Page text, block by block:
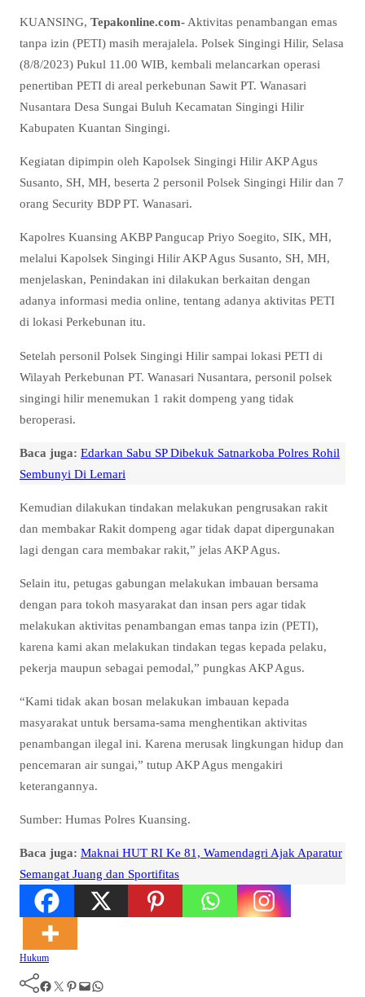
KUANSING, Tepakonline.com- Aktivitas penambangan emas
tanpa izin (PETI) masih merajalela. Polsek Singingi Hilir, Selasa
(8/8/2023) Pukul 11.00 WIB, kembali melancarkan operasi
penertiban PETI di areal perkebunan Sawit PT. Wanasari
Nusantara Desa Sungai Buluh Kecamatan Singingi Hilir
Kabupaten Kuantan Singingi.
Kegiatan dipimpin oleh Kapolsek Singingi Hilir AKP Agus
Susanto, SH, MH, beserta 2 personil Polsek Singingi Hilir dan 7
orang Security BDP PT. Wanasari.
Kapolres Kuansing AKBP Pangucap Priyo Soegito, SIK, MH,
melalui Kapolsek Singingi Hilir AKP Agus Susanto, SH, MH,
menjelaskan, Penindakan ini dilakukan berkaitan dengan
adanya informasi media online, tentang adanya aktivitas PETI
di lokasi Perkebunan itu.
Setelah personil Polsek Singingi Hilir sampai lokasi PETI di
Wilayah Perkebunan PT. Wanasari Nusantara, personil polsek
singingi hilir menemukan 1 rakit dompeng yang tidak
beroperasi.
Baca juga: Edarkan Sabu SP Dibekuk Satnarkoba Polres Rohil
Sembunyi Di Lemari
Kemudian dilakukan tindakan melakukan pengrusakan rakit
dan membakar Rakit dompeng agar tidak dapat dipergunakan
lagi dengan cara membakar rakit,” jelas AKP Agus.
Selain itu, petugas gabungan melakukan imbauan bersama
dengan para tokoh masyarakat dan insan pers agar tidak
melakukan aktivitas penambangan emas tanpa izin (PETI),
karena kami akan melakukan tindakan tegas kepada pelaku,
pekerja maupun sebagai pemodal,” pungkas AKP Agus.
“Kami tidak akan bosan melakukan imbauan kepada
masyarakat untuk bersama-sama menghentikan aktivitas
penambangan ilegal ini. Karena merusak lingkungan hidup dan
pencemaran air sungai,” tutup AKP Agus mengakiri
keterangannya.
Sumber: Humas Polres Kuansing.
Baca juga: Maknai HUT RI Ke 81, Wamendagri Ajak Aparatur
Semangat Juang dan Sportifitas
Hukum
Facebook Twitter Pinterest Mail WhatsApp